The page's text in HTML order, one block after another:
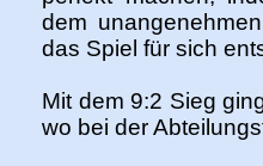
dem
das Spiel für sich
Mit dem 9:2 Sieg
wo bei der